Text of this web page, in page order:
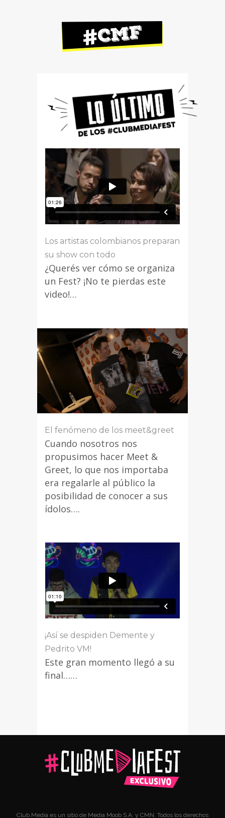
Los artistas colombianos preparan
su show con todo
¿Querés ver cómo se organiza
un Fest? ¡No te pierdas este
video!…
El fenómeno de los meet&greet
Cuando nosotros nos
propusimos hacer Meet &
Greet, lo que nos importaba
era regalarle al público la
posibilidad de conocer a sus
ídolos….
¡Así se despiden Demente y
Pedrito VM!
Este gran momento llegó a su
final……
Club.Media es un sitio de Media Moob S.A. y CMN. Todos los derechos